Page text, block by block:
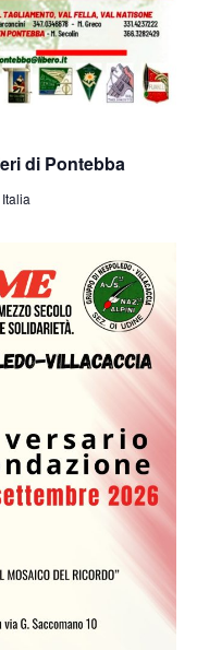
di Pontebba